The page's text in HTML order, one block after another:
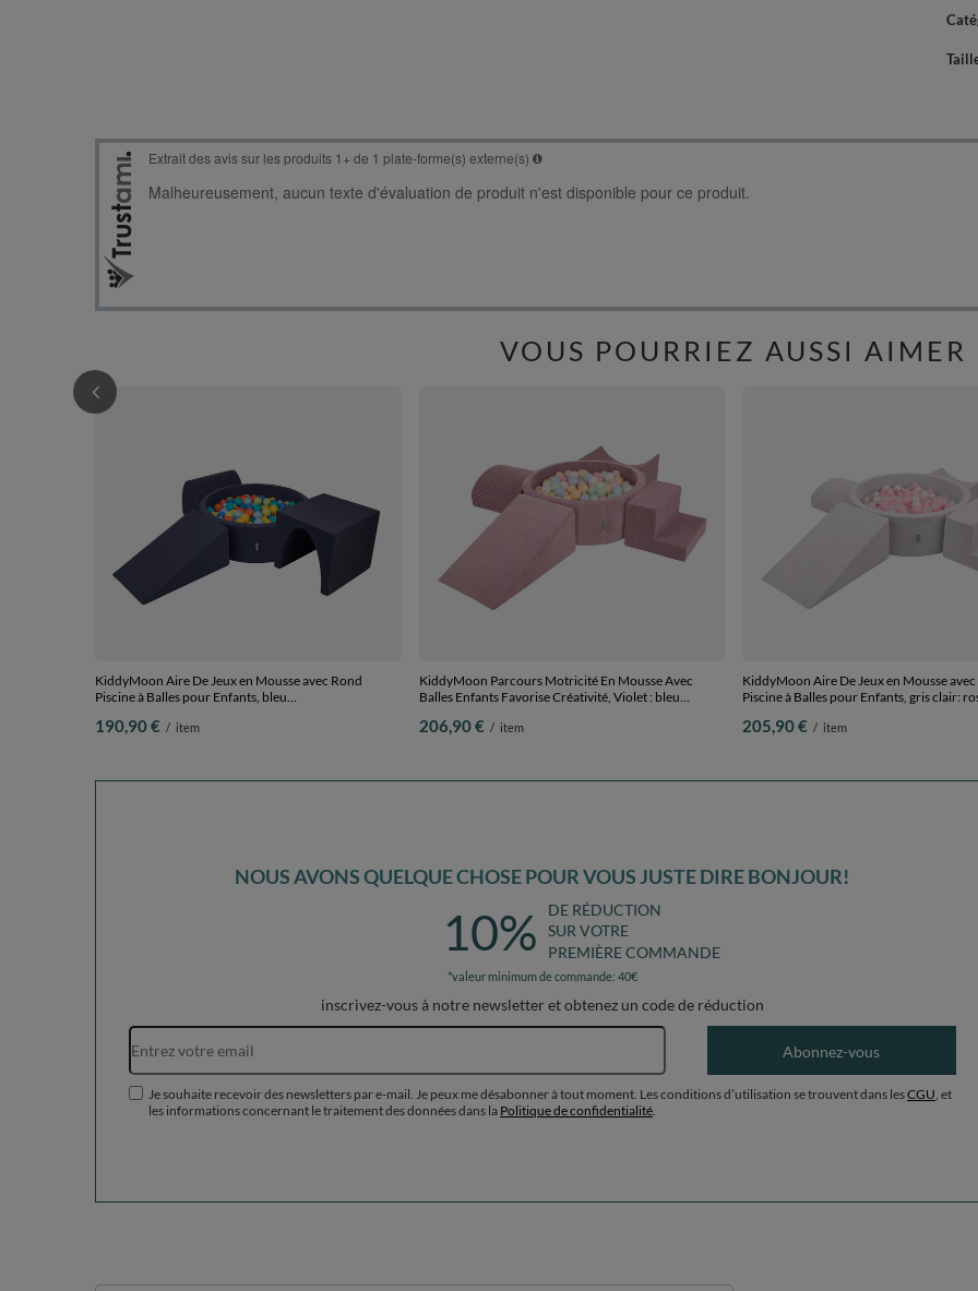
VOUS POURRIEZ AUSSI AIMER
KiddyMoon Aire De Jeux en Mousse avec Rond
Piscine à Balles pour Enfants, bleu
(300 Balles) + Version 2
190,90 € / item
KiddyMoon Parcours Motricité En Mousse Avec
Balles Enfants Favorise Créativité, Violet : bleu
Piscine (200 Balles) + Version 5
206,90 € / item
KiddyMoon Aire De Jeux en Mousse
Piscine à Balles pour Enfants, gris clair:
Version 5
205,90 € / item
NOUS AVONS QUELQUE CHOSE POUR VOUS JUSTE DIRE BONJOUR!
10%
DE RÉDUCTION
SUR VOTRE
PREMIÈRE COMMANDE
*valeur minimum de commande: 40€
inscrivez-vous à notre newsletter et obtenez un code de réduction
Adresse e-mail
Abonnez-vous
Je souhaite recevoir des newsletters par e-mail. Je peux me désabonner à tout moment. Les conditions d’utilisation se trouvent dans lesCGU , et
les informations concernant le traitement des données dans la Politique de confidentialité